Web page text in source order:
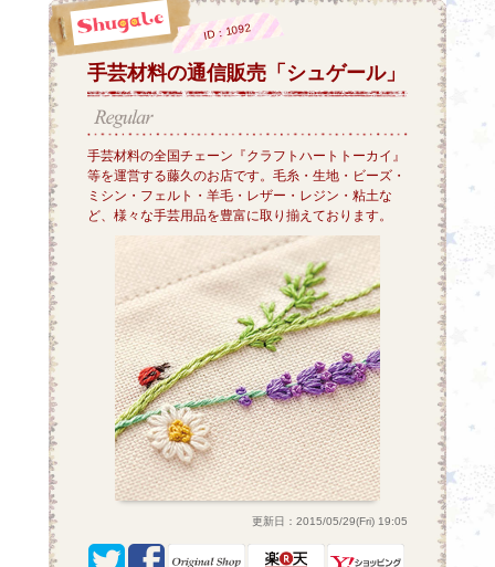
手芸材料の通信販売「シュゲール」
ID：1092
手芸材料の全国チェーン『クラフトハートトーカイ』
等を運営する藤久のお店です。毛糸・生地・ビーズ・
ミシン・フェルト・羊毛・レザー・レジン・粘土な
ど、様々な手芸用品を豊富に取り揃えております。
更新日：2015/05/29(Fri) 19:05